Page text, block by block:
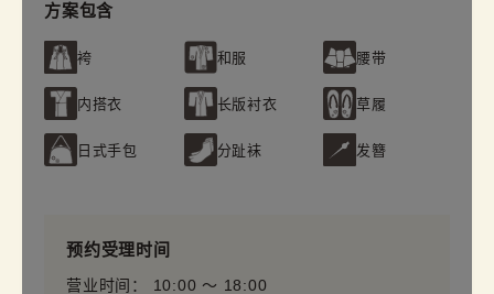
方案包含
袴 和服 腰带
内搭衣 长版衬衣 草履
日式手包 分趾袜 发簪
预约受理时间
营业时间： 10:00 〜 18:00